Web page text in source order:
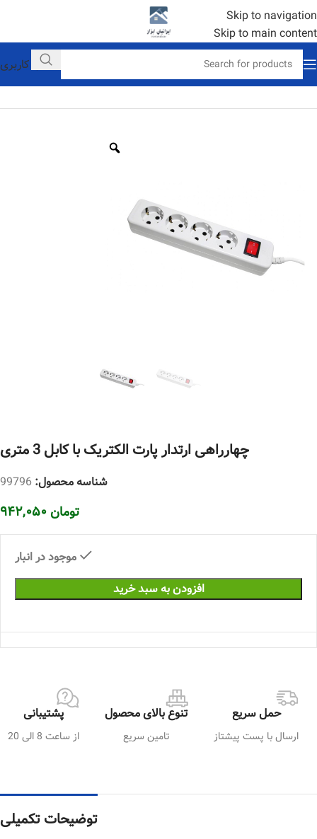
Skip to navigation
Skip to main content
حساب کاربری
چهارراهی ارتدار پارت الکتریک با کابل 3 متری
شناسه محصول: 99796
تومان
موجود در انبار
افزودن به سبد خرید
حمل سریع
ارسال با پست پیشتاز
تنوع بالای محصول
تامین سریع
پشتیبانی
از ساعت 8 الی 20
توضیحات تکمیلی